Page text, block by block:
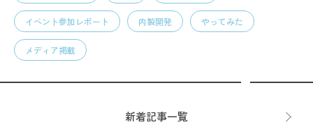
イベント参加レポート 内製開発 やってみた
メディア掲載
新着記事一覧